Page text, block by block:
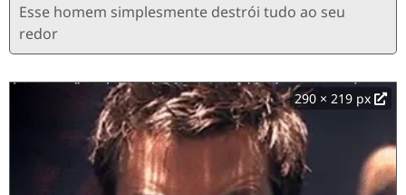
Esse homem simplesmente destrói tudo ao seu
redor
290 × 219 px